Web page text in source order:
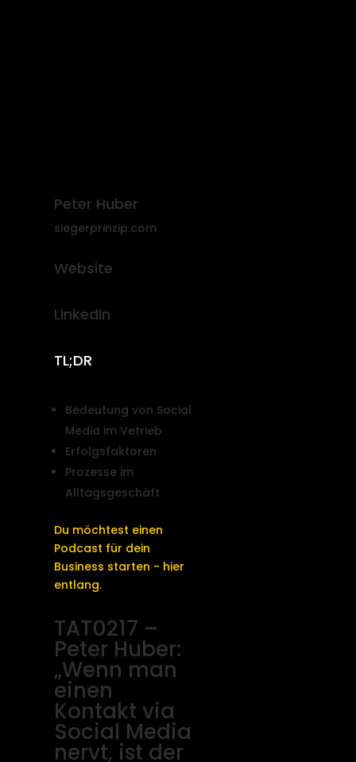
Peter Huber
siegerprinzip.com
Website
LinkedIn
TL;DR
Bedeutung von Social
Media im Vetrieb
Erfolgsfaktoren
Prozesse im
Alltagsgeschäft
Du möchtest einen
Podcast für dein
Business starten - hier
entlang.
TAT0217 –
Peter Huber:
„Wenn man
einen
Kontakt via
Social Media
nervt, ist der